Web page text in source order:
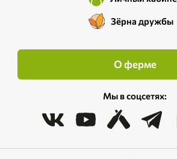
Зёрна дружбы
О ферме
Мы в соцсетях: